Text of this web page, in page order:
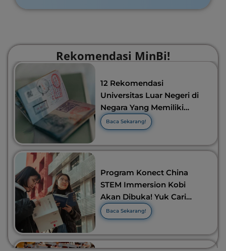
Rekomendasi MinBi!
12 Rekomendasi
Universitas Luar Negeri di
Negara Yang Memiliki
Visa Murah di 2026-2027!
Baca Sekarang!
Program Konect China
STEM Immersion Kobi
Akan Dibuka! Yuk Cari
Tahu Info Selengkapnya!
Baca Sekarang!